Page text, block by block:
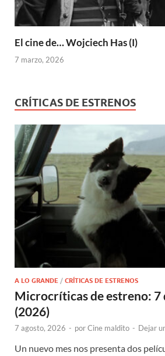
El cine de… Wojciech Has (I)
7 marzo, 2026
CRÍTICAS DE ESTRENOS
A LO GRANDE / CRÍTICAS DE ESTRENOS
Microcríticas de estreno: 7
(2026)
7 agosto, 2026 - porCine maldito - Dejar
Un nuevo mes nos presenta dos